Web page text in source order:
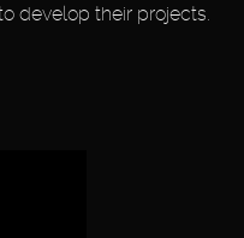
develop their projects.